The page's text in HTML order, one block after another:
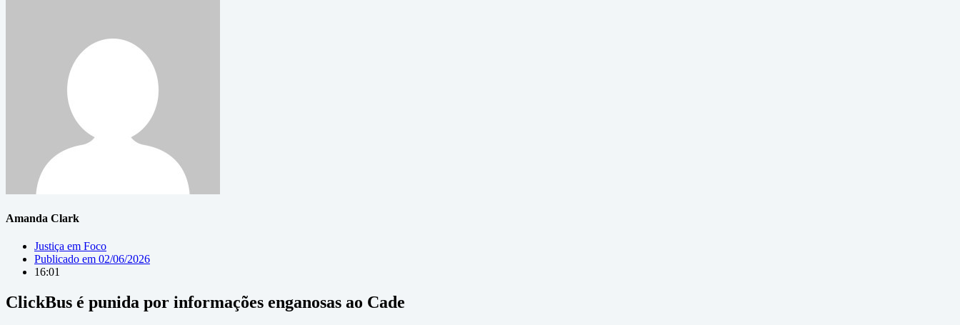
Amanda Clark
Justiça em Foco
Publicado em 02/06/2026
16:01
ClickBus é punida por informações enganosas ao Cade